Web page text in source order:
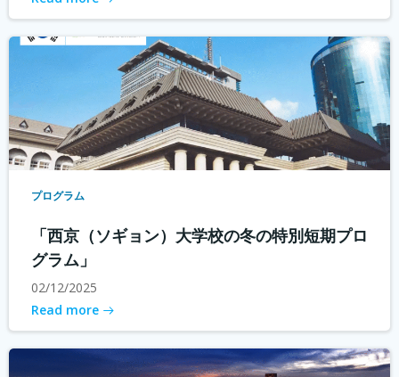
プログラム
「西京（ソギョン）大学校の冬の特別短期プロ
グラム」
02/12/2025
Read more